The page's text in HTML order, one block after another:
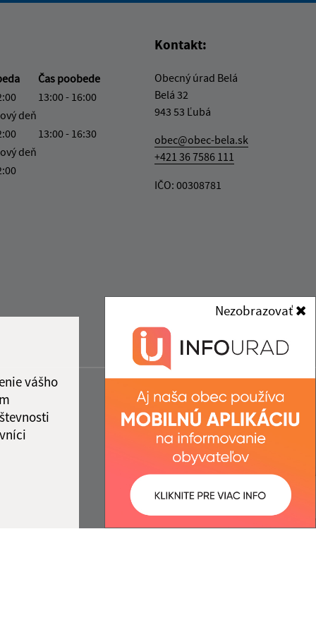
vášho
Nezobrazovať
Čas poobede
13:00 - 16:00
deň
13:00 - 16:30
deň
Kontakt:
Obecný úrad Belá
Belá 32
943 53 Ľubá
obec@obec-bela.sk
+421 36 7586 111
IČO: 00308781